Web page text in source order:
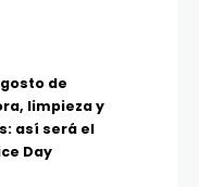
de
limpieza y
así será el
Day